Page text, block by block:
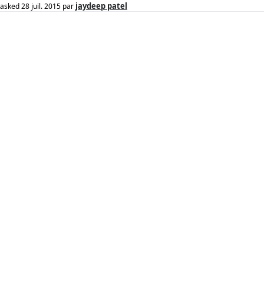
asked28 juil. 2015 par jaydeep patel